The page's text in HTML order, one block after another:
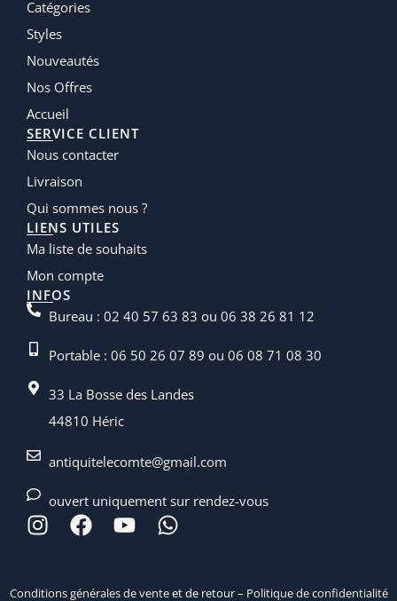
Catégories
Styles
Nouveautés
Nos Offres
Accueil
SERVICE CLIENT
Nous contacter
Livraison
Qui sommes nous ?
LIENS UTILES
Ma liste de souhaits
Mon compte
INFOS
Bureau : 02 40 57 63 83 ou 06 38 26 81 12
Portable : 06 50 26 07 89 ou 06 08 71 08 30
33 La Bosse des Landes
44810 Héric
antiquitelecomte@gmail.com
ouvert uniquement sur rendez-vous
Conditions générales de venteet de retour – Politique de confidentialité